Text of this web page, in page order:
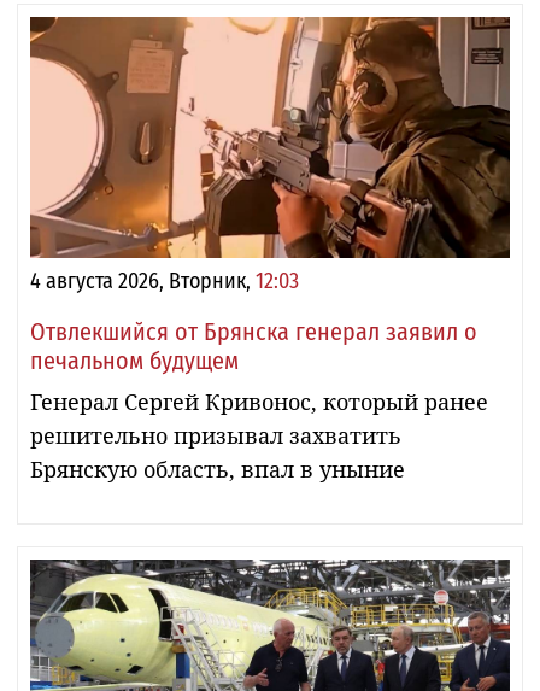
4 августа 2026, Вторник, 12:03
Отвлекшийся от Брянска генерал заявил о
печальном будущем
Генерал Сергей Кривонос, который ранее
решительно призывал захватить
Брянскую область, впал в уныние